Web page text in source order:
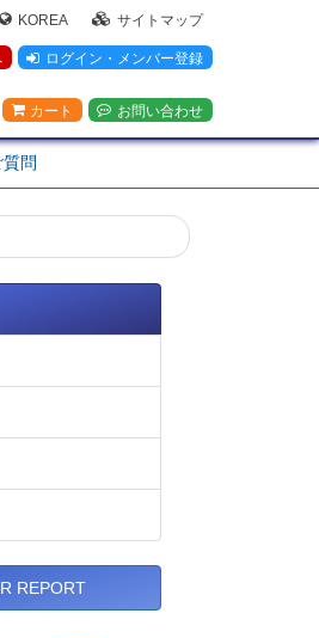
KOREA サイトマップ
ログイン・メンバー登録
カート お問い合わせ
問
REPORT